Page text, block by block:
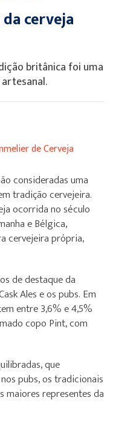
cerveja
britânica foi uma
de Cerveja
consideradas uma
tradição cervejeira.
ocorrida no século
e Bélgica,
cervejeira própria,
de destaque da
Ales e os pubs. Em
entre 3,6% e 4,5%
copo Pint, com
que
pubs, os tradicionais
maiores representes da